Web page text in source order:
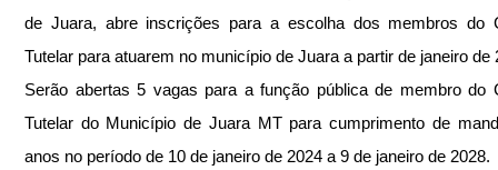
de Juara, abre inscrições para a escolha dos membros do
Tutelar para atuarem no município de Juara a partir de janeiro de
Serão abertas 5 vagas para a função pública de membro do
Tutelar do Município de Juara MT para cumprimento de
anos no período de 10 de janeiro de 2024 a 9 de janeiro de 2028.